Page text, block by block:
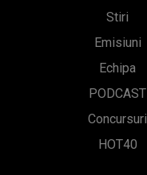
Stiri
Emisiuni
Echipa
PODCAST
Concursuri
HOT40